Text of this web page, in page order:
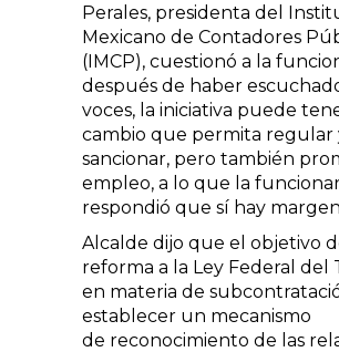
Perales, presidenta del
Mexicano de Contadores
(IMCP), cuestionó a la
después de haber
voces, la iniciativa puede
cambio que permita regular
sancionar, pero también
empleo, a lo que la
respondió que sí hay
Alcalde dijo que el objetivo
reforma a la Ley Federal del
en materia de
establecer un mecanismo
de reconocimiento de las